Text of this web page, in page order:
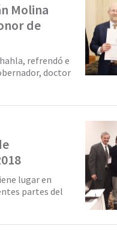
Molina
de
refrendó e
doctor
lugar en
partes del